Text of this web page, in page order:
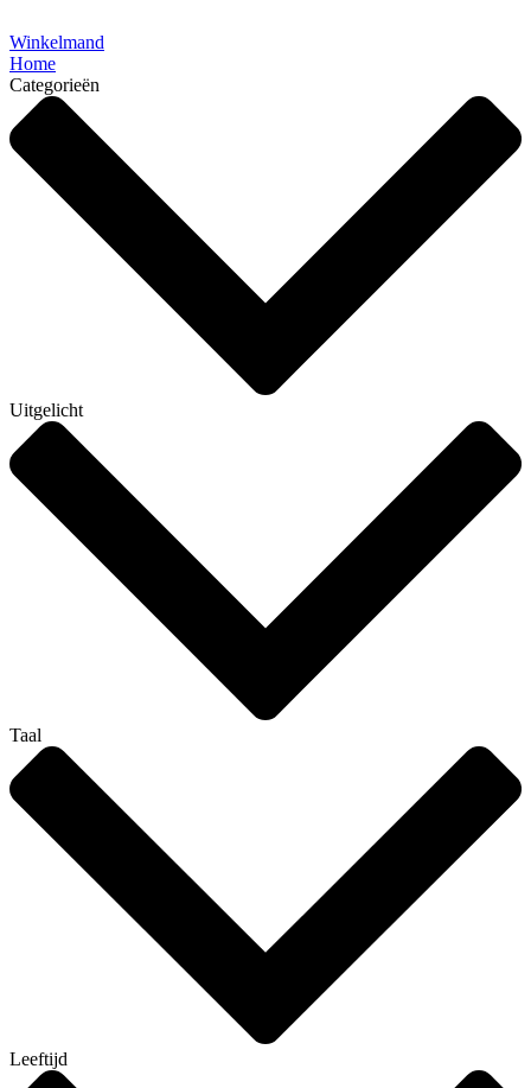
Winkelmand
Home
Categorieën
Uitgelicht
Taal
Leeftijd